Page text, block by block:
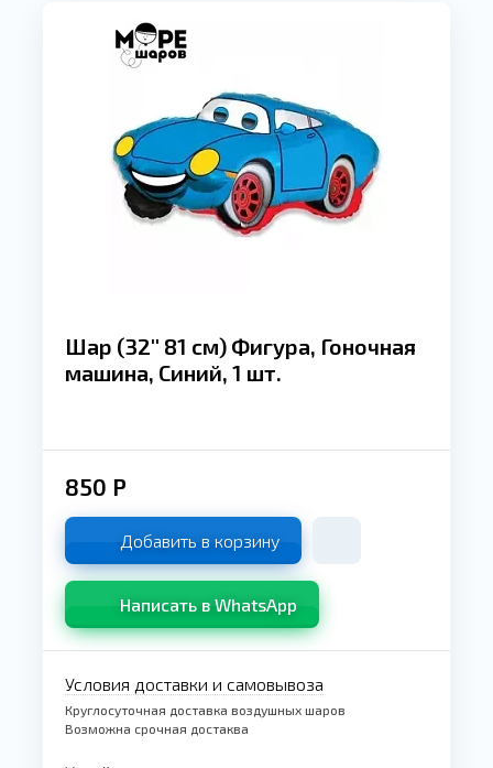
Шар (32'' 81 см) Фигура, Гоночная
машина, Синий, 1 шт.
850 Р
Добавить в корзину
Написать в WhatsApp
Условия доставки и самовывоза
Круглосуточная доставка воздушных шаров
Возможна срочная достаква